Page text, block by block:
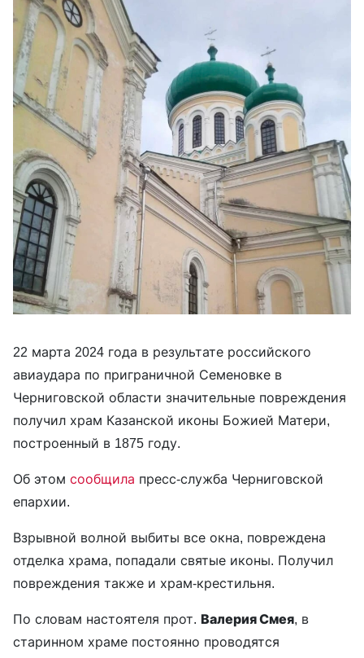
22 марта 2024 года в результате российского
авиаудара по приграничной Семеновке в
Черниговской области значительные повреждения
получил храм Казанской иконы Божией Матери,
построенный в 1875 году.
Об этом сообщила пресс-служба Черниговской
епархии.
Взрывной волной выбиты все окна, повреждена
отделка храма, попадали святые иконы. Получил
повреждения также и храм-крестильня.
По словам настоятеля прот. Валерия Смея, в
старинном храме постоянно проводятся